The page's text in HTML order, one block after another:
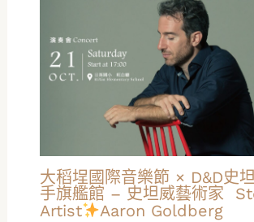
大稻埕國際音樂節 × D&D史
手旗艦館 – 史坦威藝術家
Artist
Aaron Goldberg